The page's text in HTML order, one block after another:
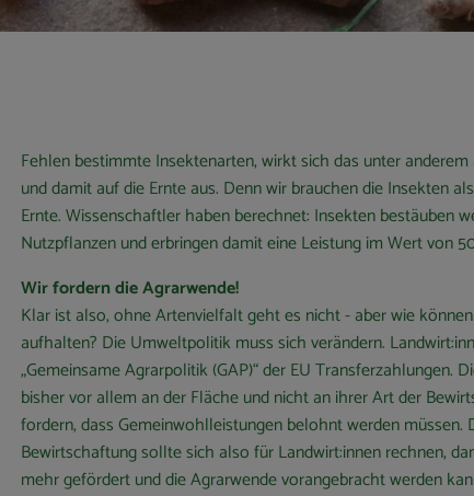
Fehlen bestimmte Insektenarten, wirkt sich das unter
und damit auf die Ernte aus. Denn wir brauchen die Insekten
Ernte. Wissenschaftler haben berechnet: Insekten bestäuben
Nutzpflanzen und erbringen damit eine Leistung im Wert von
Wir fordern die Agrarwende!
Klar ist also, ohne Artenvielfalt geht es nicht - aber wie
aufhalten? Die Umweltpolitik muss sich verändern.
„Gemeinsame Agrarpolitik (GAP)“ der EU Transferzahlungen.
bisher vor allem an der Fläche und nicht an ihrer Art der
fordern, dass Gemeinwohlleistungen belohnt werden müssen.
Bewirtschaftung sollte sich also für Landwirt:innen rechnen,
mehr gefördert und die Agrarwende vorangebracht werden